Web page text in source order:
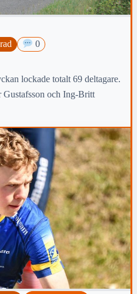
0
lockade totalt 69 deltagare.
Gustafsson och Ing-Britt